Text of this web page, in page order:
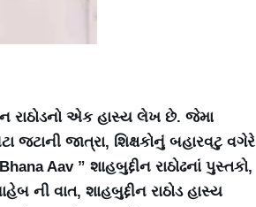
રાઠોડનો એક હાસ્ય લેખ છે. જેમા
જાત્રા, શિક્ષકોનું બહારવટુ વગેરે
Aav ” શાહબુદ્દીન રાઠોઢનાં પુસ્તકો,
ની વાત, શાહબુદ્દીન રાઠોડ હાસ્ય